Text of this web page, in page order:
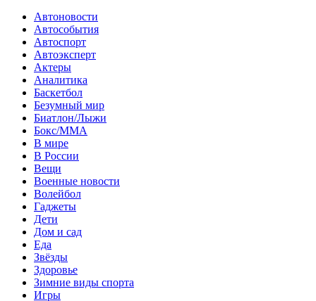
Автоновости
Автособытия
Автоспорт
Автоэксперт
Актеры
Аналитика
Баскетбол
Безумный мир
Биатлон/Лыжи
Бокс/MMA
В мире
В России
Вещи
Военные новости
Волейбол
Гаджеты
Дети
Дом и сад
Еда
Звёзды
Здоровье
Зимние виды спорта
Игры